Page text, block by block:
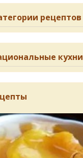
рецептов
кухни